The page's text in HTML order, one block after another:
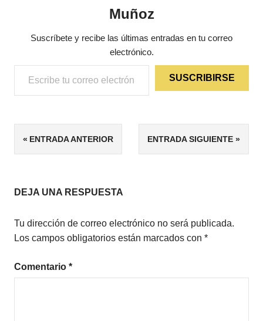
Muñoz
Suscríbete y recibe las últimas entradas en tu correo
electrónico.
Escribe tu correo electrónico…
SUSCRIBIRSE
ETIQUETAS
5/5
Navegación
entradas
ENTRADA ANTERIOR ENTRADA SIGUIENTE
DEJA UNA RESPUESTA
Tu dirección de correo electrónico no será publicada.
Los campos obligatorios están marcados con *
Comentario *